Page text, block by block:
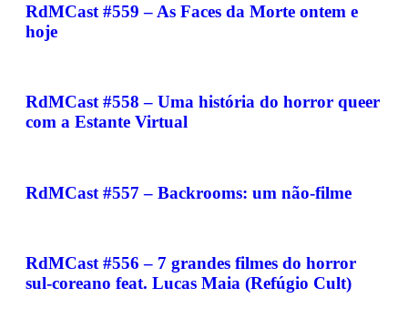
RdMCast #559 – As Faces da Morte ontem e
hoje
RdMCast #558 – Uma história do horror queer
com a Estante Virtual
RdMCast #557 – Backrooms: um não-filme
RdMCast #556 – 7 grandes filmes do horror
sul-coreano feat. Lucas Maia (Refúgio Cult)